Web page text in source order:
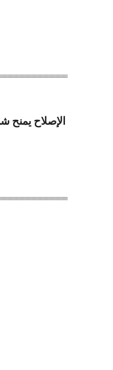
الإصلاح